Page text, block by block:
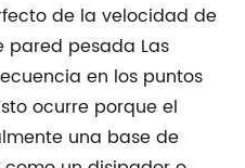
de la velocidad de
pared pesada Las
en los puntos
ocurre porque el
una base de